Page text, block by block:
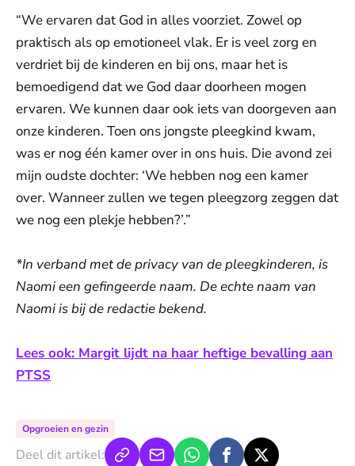
“We ervaren dat God in alles voorziet. Zowel op
praktisch als op emotioneel vlak. Er is veel zorg en
verdriet bij de kinderen en bij ons, maar het is
bemoedigend dat we God daar doorheen mogen
ervaren. We kunnen daar ook iets van doorgeven aan
onze kinderen. Toen ons jongste pleegkind kwam,
was er nog één kamer over in ons huis. Die avond zei
mijn oudste dochter: ‘We hebben nog een kamer
over. Wanneer zullen we tegen pleegzorg zeggen dat
we nog een plekje hebben?’.”
*In verband met de privacy van de pleegkinderen, is
Naomi een gefingeerde naam. De echte naam van
Naomi is bij de redactie bekend.
Lees ook: Margit lijdt na haar heftige bevalling aan
PTSS
Opgroeien en gezin
Deel dit artikel: